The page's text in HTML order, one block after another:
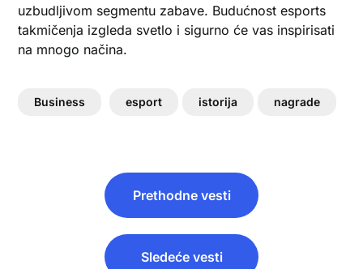
uzbudljivom segmentu zabave. Budućnost esports
takmičenja izgleda svetlo i sigurno će vas inspirisati
na mnogo načina.
Business esport istorija nagrade
navigation
Prethodne vesti
Sledeće vesti